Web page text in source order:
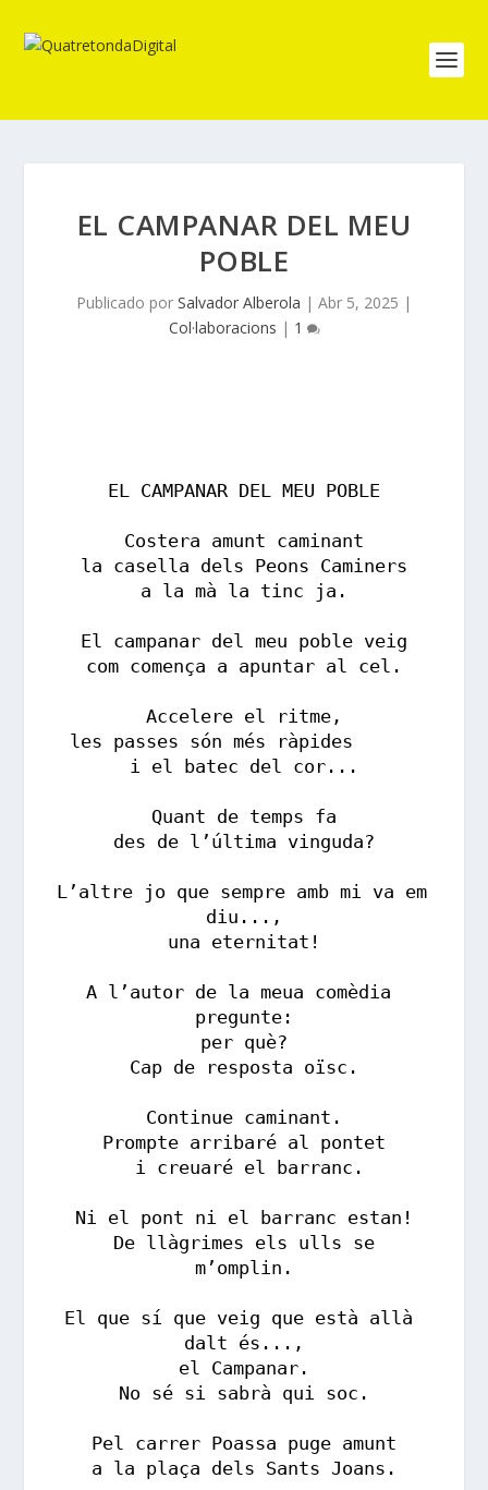
EL CAMPANAR DEL MEU
POBLE
Publicado por Salvador Alberola | Abr 5, 2025 |
Col·laboracions | 1
EL CAMPANAR DEL MEU POBLE
Costera amunt caminant
la casella dels Peons Caminers
a la mà la tinc ja.
El campanar del meu poble veig
com comença a apuntar al cel.
Accelere el ritme,
les passes són més ràpides
i el batec del cor...
Quant de temps fa
des de l’última vinguda?
L’altre jo que sempre amb mi va em
diu...,
una eternitat!
A l’autor de la meua comèdia
pregunte:
per què?
Cap de resposta oïsc.
Continue caminant.
Prompte arribaré al pontet
i creuaré el barranc.
Ni el pont ni el barranc estan!
m’omplin.
El que sí que veig que està allà
dalt és...,
el Campanar.
No sé si sabrà qui soc.
Pel carrer Poassa puge amunt
a la plaça dels Sants Joans.